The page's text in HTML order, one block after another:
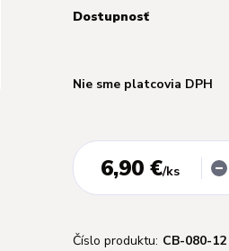
Dostupnosť
Nie sme platcovia DPH
6,90 €/ks
Číslo produktu: CB-080-12